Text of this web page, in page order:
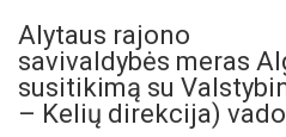
Alytaus rajono
savivaldybės meras
susitikimą su
– Kelių direkcija)